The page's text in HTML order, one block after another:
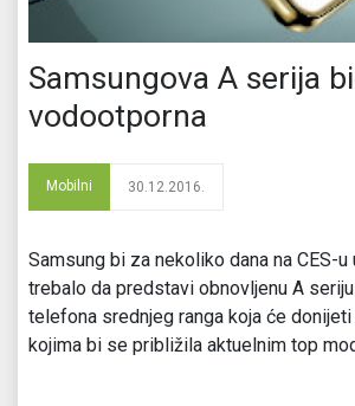
Samsungova A serija
vodootporna
Mobilni 30.12.2016.
Samsung bi za nekoliko dana na CES-
trebalo da predstavi obnovljenu A
telefona srednjeg ranga koja će
kojima bi se približila aktuelnim top